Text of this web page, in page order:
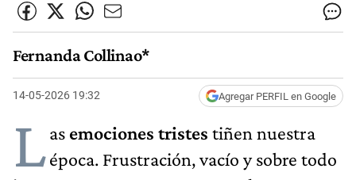
Fernanda Collinao*
14-05-2026 19:32 Agregar PERFIL en Google
Las emociones tristes tiñen nuestra
época. Frustración, vacío y sobre todo